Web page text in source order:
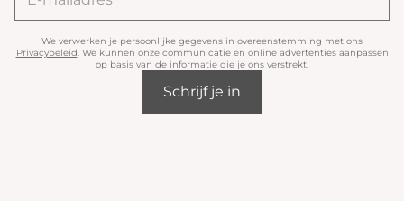
We verwerken je persoonlijke gegevens in overeenstemming met ons
Privacybeleid. We kunnen onze communicatie en online advertenties aanpassen
op basis van de informatie die je ons verstrekt.
Schrijf je in